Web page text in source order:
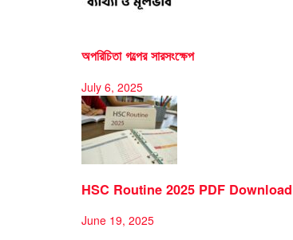
অপরিচিতা গল্পের সারসংক্ষেপ
July 6, 2025
HSC Routine 2025 PDF Download
June 19, 2025